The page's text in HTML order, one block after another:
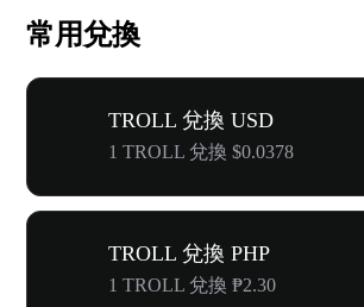
常用兌換
TROLL 兌換 USD
1 TROLL 兌換 $0.0378
TROLL 兌換 PHP
1 TROLL 兌換 ₱2.30